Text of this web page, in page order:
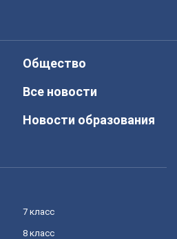
Общество
Все новости
Новости образования
7 класс
8 класс